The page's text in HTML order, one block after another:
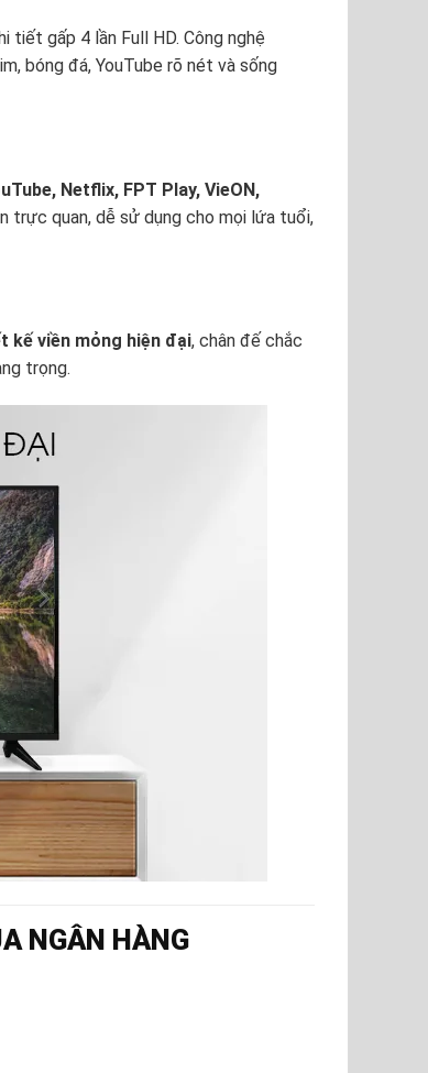
tiết gấp 4 lần Full HD. Công nghệ
bóng đá, YouTube rõ nét và sống
Netflix, FPT Play, VieON,
trực quan, dễ sử dụng cho mọi lứa tuổi,
kế viền mỏng hiện đại, chân đế chắc
trọng.
NGÂN HÀNG